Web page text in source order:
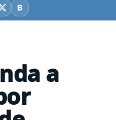
X BBluesky
a